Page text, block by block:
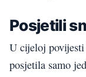
Posjetili
U cijeloj
posjetila samo